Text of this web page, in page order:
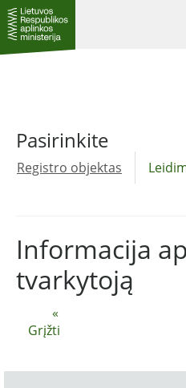
Pasirinkite
Registro objektas
«
Grįžti
Informacija
tvarkytoją